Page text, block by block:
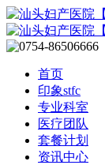
首页
印象stfc
专业科室
医疗团队
套餐计划
资讯中心